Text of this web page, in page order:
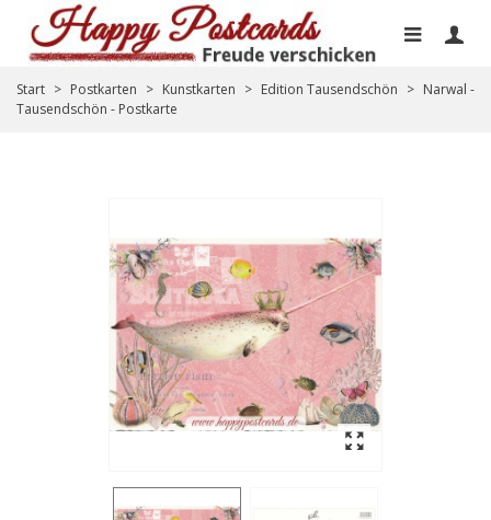
Start > Postkarten > Kunstkarten > Edition Tausendschön > Narwal -
Tausendschön - Postkarte